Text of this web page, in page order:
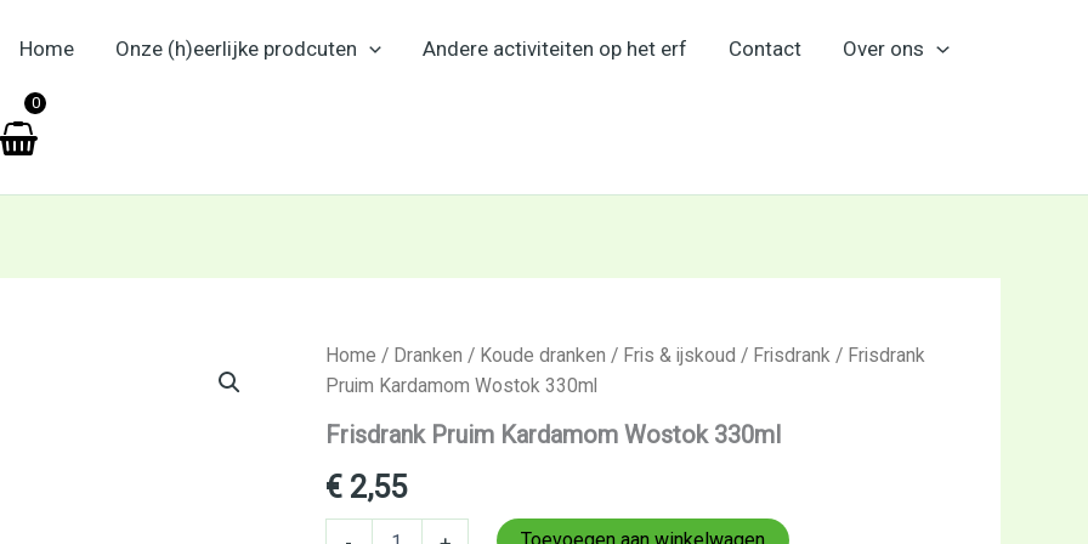
Home Onze (h)eerlijke prodcuten Andere activiteiten op het erf Contact Over ons
0
Home / Dranken / Koude dranken / Fris & ijskoud / Frisdrank/ Frisdrank
Pruim Kardamom Wostok 330ml
Frisdrank Pruim Kardamom Wostok 330ml
€2,55
Frisdrank
Pruim
Wostok
330ml
aantal